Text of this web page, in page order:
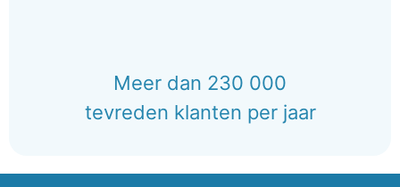
Meer dan 230 000
tevreden klanten per jaar